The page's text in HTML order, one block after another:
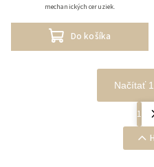
Do košíka
mechanických ceruziek.
Načítať
1